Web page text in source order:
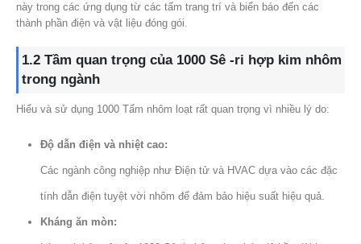
này trong các ứng dụng từ các tấm trang trí và biển báo đến các
thành phần điện và vật liệu đóng gói.
1.2 Tầm quan trọng của 1000 Sê -ri hợp kim nhôm
trong ngành
Hiểu và sử dụng 1000 Tấm nhôm loạt rất quan trọng vì nhiều lý do:
Độ dẫn điện và nhiệt cao:
Các ngành công nghiệp như Điện tử và HVAC dựa vào các đặc
tính dẫn điện tuyệt vời nhôm để đảm bảo hiệu suất hiệu quả.
Kháng ăn mòn: